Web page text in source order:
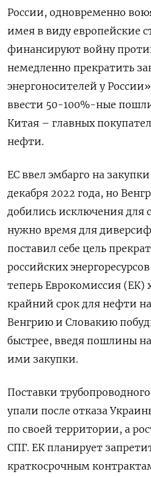
России, одновременно
имея в виду европейские
финансируют войну
немедленно прекратить
энергоносителей у
ввести 50-100%-ные
Китая – главных
нефти.
ЕС ввел эмбарго на
декабря 2022 года, но
добились исключения для
нужно время для
поставил себе цель
российских
теперь Еврокомиссия (ЕК)
крайний срок для нефти
Венгрию и Словакию
быстрее, введя пошлины
ими закупки.
Поставки трубопроводного
упали после отказа
по своей территории, а
СПГ. ЕК планирует
краткосрочным